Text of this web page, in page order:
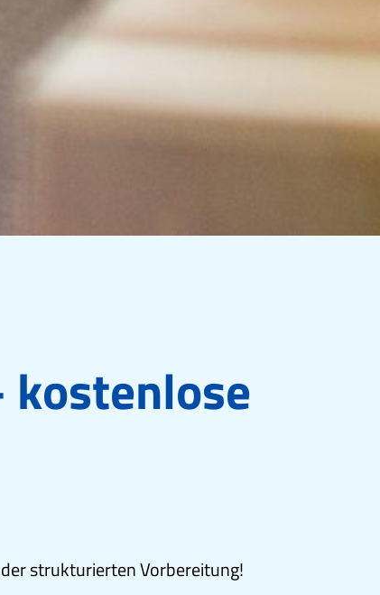
strukturierten Vorbereitung!